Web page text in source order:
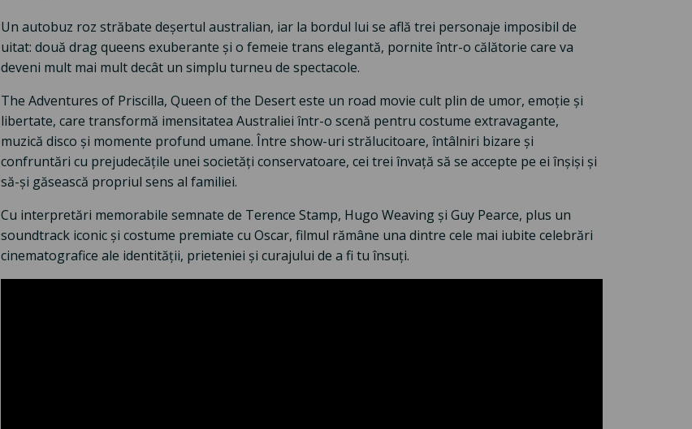
Un autobuz roz străbate deșertul australian, iar la bordul lui se află trei personaje imposibil de
uitat: două drag queens exuberante și o femeie trans elegantă, pornite într-o călătorie care va
deveni mult mai mult decât un simplu turneu de spectacole.
The Adventures of Priscilla, Queen of the Desert este un road movie cult plin de umor, emoție și
libertate, care transformă imensitatea Australiei într-o scenă pentru costume extravagante,
muzică disco și momente profund umane. Între show-uri strălucitoare, întâlniri bizare și
confruntări cu prejudecățile unei societăți conservatoare, cei trei învață să se accepte pe ei înșiși și
să-și găsească propriul sens al familiei.
Cu interpretări memorabile semnate de Terence Stamp, Hugo Weaving și Guy Pearce, plus un
soundtrack iconic și costume premiate cu Oscar, filmul rămâne una dintre cele mai iubite celebrări
cinematografice ale identității, prieteniei și curajului de a fi tu însuți.